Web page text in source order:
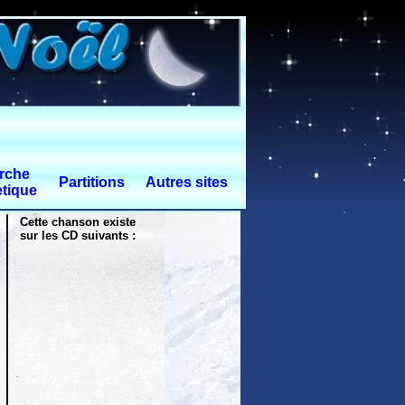
Partitions Autres sites
Cette chanson existe
sur les CD suivants :